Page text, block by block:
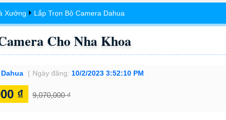
Xưởng Lắp Trọn Bộ Camera Dahua
Cho Nha Khoa
Dahua Ngày đăng: 10/2/2023 3:52:10 PM
₫ 9,070,000 ₫